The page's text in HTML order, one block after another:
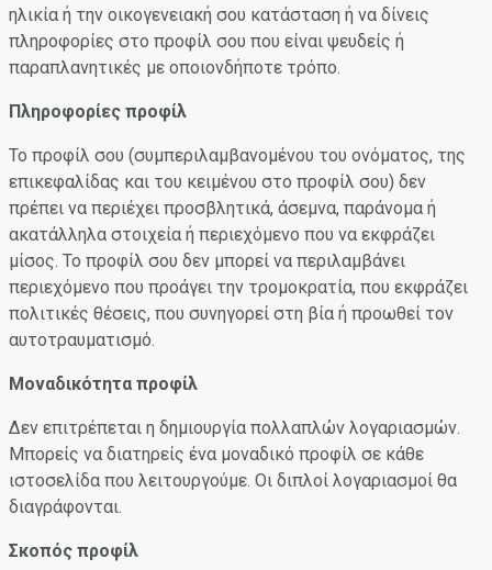
ηλικία ή την οικογενειακή σου κατάσταση ή να δίνεις
πληροφορίες στο προφίλ σου που είναι ψευδείς ή
παραπλανητικές με οποιονδήποτε τρόπο.
Πληροφορίες προφίλ
Το προφίλ σου (συμπεριλαμβανομένου του ονόματος, της
επικεφαλίδας και του κειμένου στο προφίλ σου) δεν
πρέπει να περιέχει προσβλητικά, άσεμνα, παράνομα ή
ακατάλληλα στοιχεία ή περιεχόμενο που να εκφράζει
μίσος. Το προφίλ σου δεν μπορεί να περιλαμβάνει
περιεχόμενο που προάγει την τρομοκρατία, που εκφράζει
πολιτικές θέσεις, που συνηγορεί στη βία ή προωθεί τον
αυτοτραυματισμό.
Μοναδικότητα προφίλ
Δεν επιτρέπεται η δημιουργία πολλαπλών λογαριασμών.
Μπορείς να διατηρείς ένα μοναδικό προφίλ σε κάθε
ιστοσελίδα που λειτουργούμε. Οι διπλοί λογαριασμοί θα
διαγράφονται.
Σκοπός προφίλ